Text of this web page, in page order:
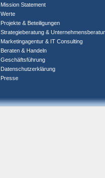
Mission Statement
Werte
Projekte & Beteiligungen
Strategieberatung &
Marketingagentur & IT Consulting
Beraten & Handeln
Geschäftsführung
Datenschutzerklärung
Presse